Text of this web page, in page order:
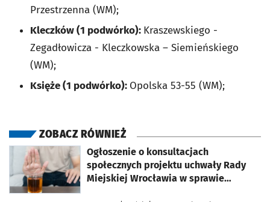
Przestrzenna (WM);
Kleczków (1 podwórko): Kraszewskiego -
Zegadłowicza - Kleczkowska – Siemieńskiego
(WM);
Księże (1 podwórko): Opolska 53-55 (WM);
ZOBACZ RÓWNIEŻ
Ogłoszenie o konsultacjach
społecznych projektu uchwały Rady
Miejskiej Wrocławia w sprawie
otworzy się w nowej karcie